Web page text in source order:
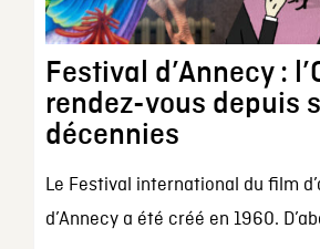
Festival d’Annecy :
rendez-vous depuis
décennies
Le Festival international du film
d’Annecy a été créé en 1960.